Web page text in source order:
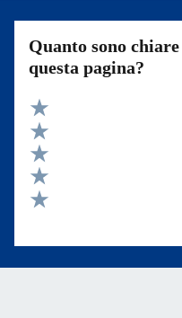
Quanto sono
questa pagina?
Valuta 5 stelle su 5
Valuta 4 stelle su 5
Valuta 3 stelle su 5
Valuta 2 stelle su 5